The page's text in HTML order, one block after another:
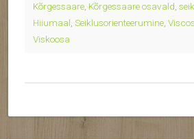
Kõrgessaare Kõrgessaare osavald
Hiiumaal Seiklusorienteerumine
Viskoosa